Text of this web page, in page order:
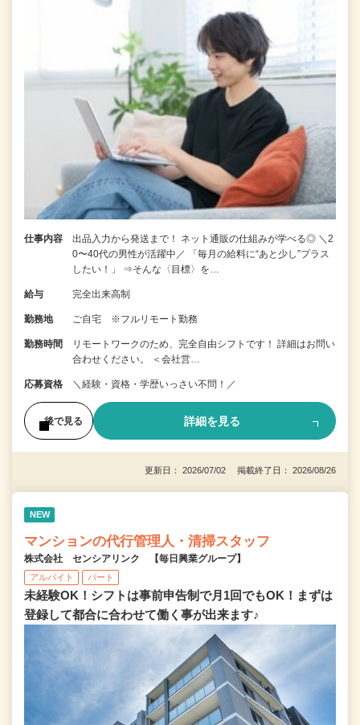
仕事内容
出品入力から発送まで！ ネット通販の仕組みが学べる◎ ＼2
0〜40代の男性が活躍中／ 「毎月の給料に“あと少し”プラス
したい！」 ⇒そんな〈目標〉を…
給与 完全出来高制
勤務地 ご自宅 ※フルリモート勤務
勤務時間
リモートワークのため、完全自由シフトです！ 詳細はお問い
合わせください。 ＜会社営…
応募資格 ＼経験・資格・学歴いっさい不問！／
後で見る 詳細を見る
更新日： 2026/07/02 掲載終了日： 2026/08/26
NEW
マンションの代行管理人・清掃スタッフ
株式会社 センシアリンク 【毎日興業グループ】
アルバイト パート
未経験OK！シフトは事前申告制で月1回でもOK！まずは
登録して都合に合わせて働く事が出来ます♪